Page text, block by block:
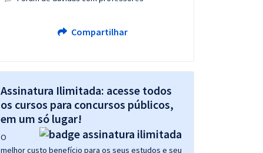
Compartilhar
Assinatura Ilimitada: acesse todos
os cursos para concursos públicos,
em um só lugar!
O
melhor custo benefício para os seus estudos e seu